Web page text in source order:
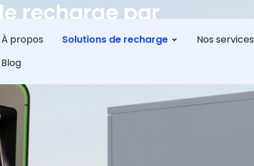
À propos Solutions de recharge Nos services
Blog
recharge par
station de recharge éléctrique